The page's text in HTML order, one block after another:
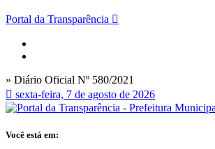
Portal da Transparência
» Diário Oficial Nº 580/2021
sexta-feira, 7 de agosto de 2026
Você está em: